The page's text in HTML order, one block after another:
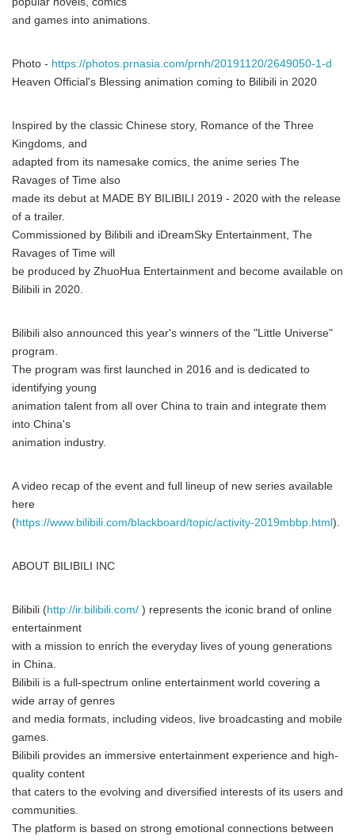
and games into animations.
Photo - https://photos.prnasia.com/prnh/20191120/2649050-1-d
Heaven Official's Blessing animation coming to Bilibili in 2020
Inspired by the classic Chinese story, Romance of the Three
Kingdoms, and
adapted from its namesake comics, the anime series The
Ravages of Time also
made its debut at MADE BY BILIBILI 2019 - 2020 with the release
of a trailer.
Commissioned by Bilibili and iDreamSky Entertainment, The
Ravages of Time will
be produced by ZhuoHua Entertainment and become available on
Bilibili in 2020.
Bilibili also announced this year's winners of the "Little Universe"
program.
The program was first launched in 2016 and is dedicated to
identifying young
animation talent from all over China to train and integrate them
into China's
animation industry.
A video recap of the event and full lineup of new series available
here
(https://www.bilibili.com/blackboard/topic/activity-2019mbbp.html ).
ABOUT BILIBILI INC
Bilibili (http://ir.bilibili.com/ ) represents the iconic brand of online
entertainment
with a mission to enrich the everyday lives of young generations
in China.
Bilibili is a full-spectrum online entertainment world covering a
wide array of genres
and media formats, including videos, live broadcasting and mobile
games.
Bilibili provides an immersive entertainment experience and high-
quality content
that caters to the evolving and diversified interests of its users and
communities.
The platform is based on strong emotional connections between
Japanese